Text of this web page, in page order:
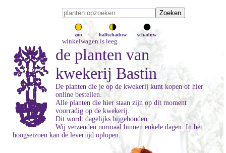
zon halfschaduw schaduw
winkelwagen is leeg
de planten van
kwekerij Bastin
De planten die je op de kwekerij kunt kopen of hier
online bestellen.
Alle planten die hier staan zijn op dit moment
voorradig op de kwekerij.
Dit wordt dagelijks bijgehouden.
Wij verzenden normaal binnen enkele dagen. In het
hoogseizoen kan de levertijd oplopen.